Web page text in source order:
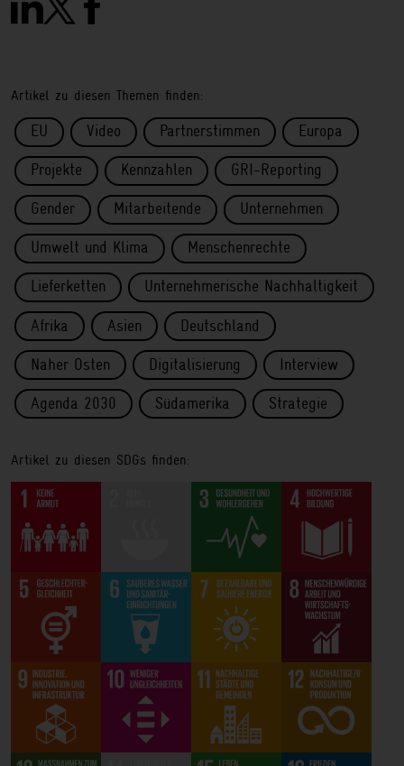
Artikel zu diesen Themen finden:
EU Video Partnerstimmen Europa
Projekte Kennzahlen GRI-Reporting
Gender Mitarbeitende Unternehmen
Umwelt und Klima Menschenrechte
Lieferketten Unternehmerische Nachhaltigkeit
Afrika Asien Deutschland
Naher Osten Digitalisierung Interview
Agenda 2030 Südamerika Strategie
Artikel zu diesen SDGs finden: